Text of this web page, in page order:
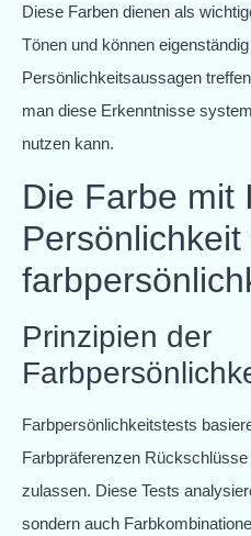
Diese Farben dienen als
Tönen und können
Persönlichkeitsaussagen
man diese Erkenntnisse
nutzen kann.
Die Farbe mit
Prinzipien der
Farbpersönlichkeitstests
Farbpräferenzen
zulassen. Diese Tests
sondern auch